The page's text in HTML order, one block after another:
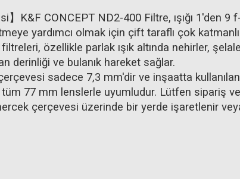
K&F CONCEPT ND2-400 Filtre, ışığı 1'den 9
yardımcı olmak için çift taraflı çok
özellikle parlak ışık altında nehirler,
derinliği ve bulanık hareket sağlar.
sadece 7,3 mm'dir ve inşaatta
77 mm lenslerle uyumludur. Lütfen sipariş
çerçevesi üzerinde bir yerde işaretlenir